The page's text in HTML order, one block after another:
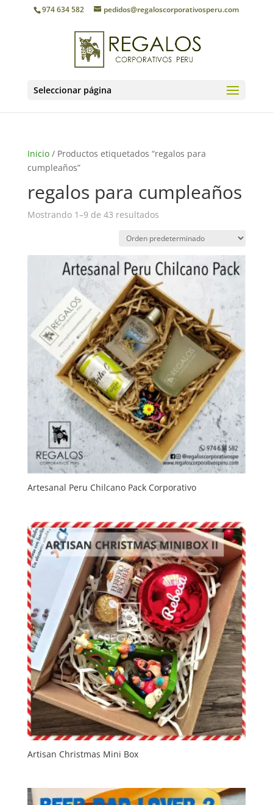
974 634 582 pedidos@regaloscorporativosperu.com
Seleccionar página
Inicio/ Productos etiquetados “regalos para
cumpleaños”
regalos para cumpleaños
Mostrando 1–9 de 43 resultados
Artesanal Peru Chilcano Pack Corporativo
Artisan Christmas Mini Box